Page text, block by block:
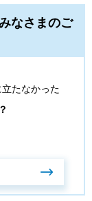
なさまのご
たなかった